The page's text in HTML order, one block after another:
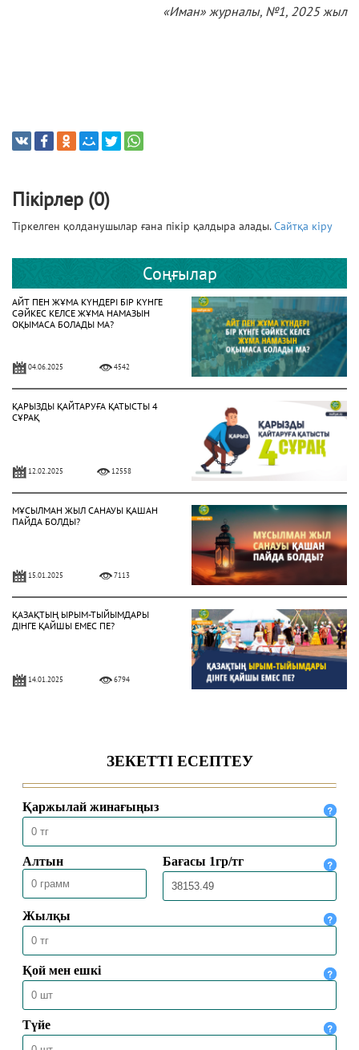
«Иман» журналы, №1, 2025 жыл
Пікірлер (0)
Тіркелген қолданушылар ғана пікір қалдыра алады.Сайтқа кіру
Соңғылар
АЙТ ПЕН ЖҰМА КҮНДЕРІ БІР КҮНГЕ
СӘЙКЕС КЕЛСЕ ЖҰМА НАМАЗЫН
ОҚЫМАСА БОЛАДЫ МА?
04.06.2025 4542
ҚАРЫЗДЫ ҚАЙТАРУҒА ҚАТЫСТЫ 4
СҰРАҚ
12.02.2025 12558
МҰСЫЛМАН ЖЫЛ САНАУЫ ҚАШАН
ПАЙДА БОЛДЫ?
15.01.2025 7113
ҚАЗАҚТЫҢ ЫРЫМ-ТЫЙЫМДАРЫ
ДІНГЕ ҚАЙШЫ ЕМЕС ПЕ?
14.01.2025 6794
11.12.2024 5492
АЛЛА ЕЛШІСІ ӘЗІЛДЕСКЕН БЕ?
27.10.2024